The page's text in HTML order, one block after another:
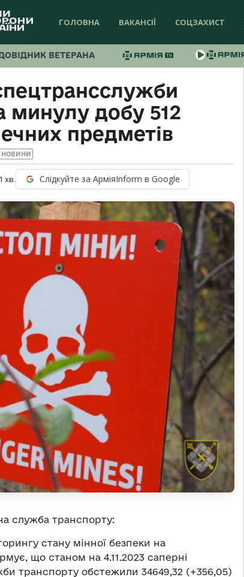
ГОЛОВНА ВАКАНСІЇ СОЦЗАХИСТ
ВЕТЕРАНА
минулу добу 512
предметів
НОВИНИ
хв. Слідкуйте за АрміяInform в Google
служба транспорту:
стану мінної безпеки на
що станом на 4.11.2023 саперні
транспорту обстежили 34649,32 (+356,05)